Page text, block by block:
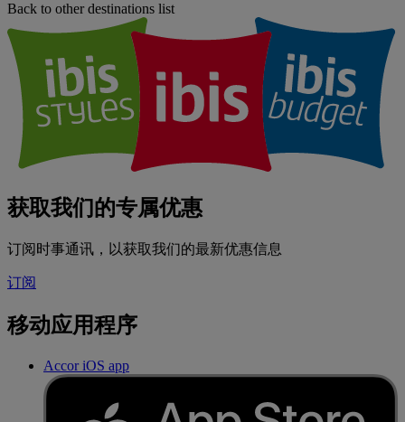
Back to other destinations list
获取我们的专属优惠
订阅时事通讯，以获取我们的最新优惠信息
订阅
移动应用程序
Accor iOS app